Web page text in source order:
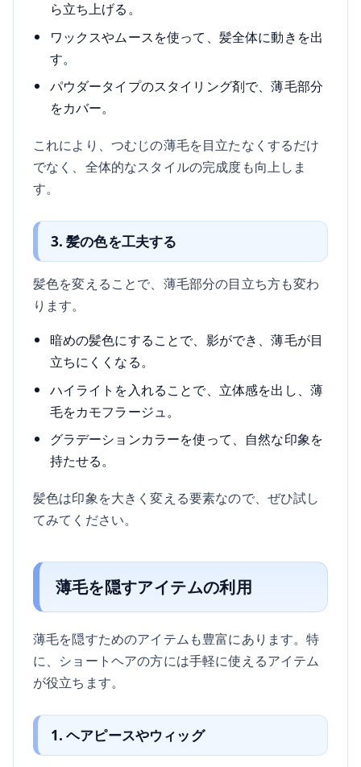
ら立ち上げる。
ワックスやムースを使って、髪全体に動きを出
す。
パウダータイプのスタイリング剤で、薄毛部分
をカバー。
これにより、つむじの薄毛を目立たなくするだけ
でなく、全体的なスタイルの完成度も向上しま
す。
3. 髪の色を工夫する
髪色を変えることで、薄毛部分の目立ち方も変わ
ります。
暗めの髪色にすることで、影ができ、薄毛が目
立ちにくくなる。
ハイライトを入れることで、立体感を出し、薄
毛をカモフラージュ。
グラデーションカラーを使って、自然な印象を
持たせる。
髪色は印象を大きく変える要素なので、ぜひ試し
てみてください。
薄毛を隠すアイテムの利用
薄毛を隠すためのアイテムも豊富にあります。特
に、ショートヘアの方には手軽に使えるアイテム
が役立ちます。
1. ヘアピースやウィッグ